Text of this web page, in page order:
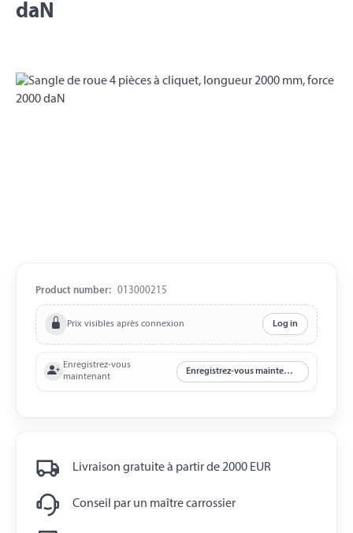
daN
Skip image gallery
Product number: 013000215
Prix visibles après connexion Log in
Enregistrez-vous
maintenant
Enregistrez-vous maintenant
Livraison gratuite à partir de 2000 EUR
Conseil par un maître carrossier